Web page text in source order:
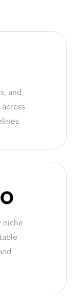
and
niche